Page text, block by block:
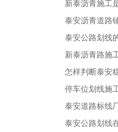
新泰沥青施工
泰安沥青道路
泰安公路划线
新泰沥青路施
怎样判断泰安
停车位划线施
泰安道路标线
泰安公路划线